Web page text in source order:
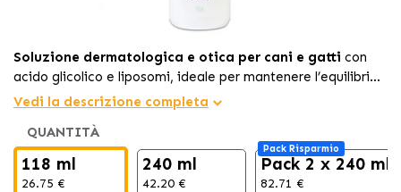
Soluzione dermatologica e otica per cani e gatti con
acido glicolico e liposomi, ideale per mantenere l’equilibrio
della pelle e dell’orecchio, prevenendo infezioni e alleviando
Vedi la descrizione completa
QUANTITÀ
118 ml
26.75 €
240 ml
42.20 €
Pack Risparmio
Pack 2 x 240 ml
82.71 €